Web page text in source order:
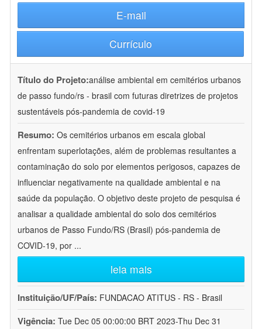
E-mail
Currículo
Título do Projeto:análise ambiental em cemitérios urbanos
de passo fundo/rs - brasil com futuras diretrizes de projetos
sustentáveis pós-pandemia de covid-19
Resumo: Os cemitérios urbanos em escala global
enfrentam superlotações, além de problemas resultantes a
contaminação do solo por elementos perigosos, capazes de
influenciar negativamente na qualidade ambiental e na
saúde da população. O objetivo deste projeto de pesquisa é
analisar a qualidade ambiental do solo dos cemitérios
urbanos de Passo Fundo/RS (Brasil) pós-pandemia de
COVID-19, por ...
leia mais
Instituição/UF/País: FUNDACAO ATITUS - RS - Brasil
Vigência: Tue Dec 05 00:00:00 BRT 2023-Thu Dec 31